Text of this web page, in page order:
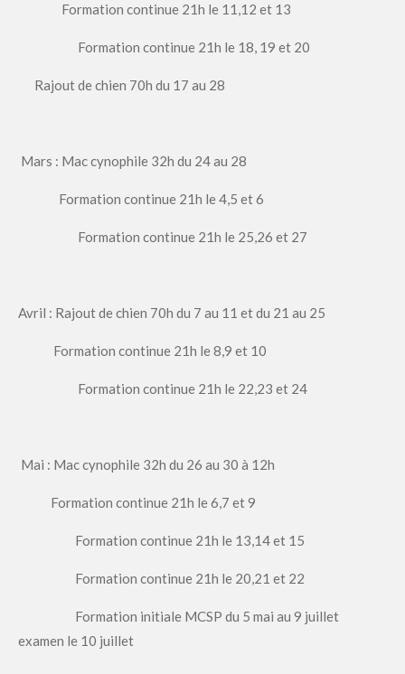
Formation continue 21h le 11,12 et 13
Formation continue 21h le 18, 19 et 20
Rajout de chien 70h du 17 au 28
Mars : Mac cynophile 32h du 24 au 28
Formation continue 21h le 4,5 et 6
Formation continue 21h le 25,26 et 27
Avril : Rajout de chien 70h du 7 au 11 et du 21 au 25
Formation continue 21h le 8,9 et 10
Formation continue 21h le 22,23 et 24
Mai : Mac cynophile 32h du 26 au 30 à 12h
Formation continue 21h le 6,7 et 9
Formation continue 21h le 13,14 et 15
Formation continue 21h le 20,21 et 22
Formation initiale MCSP du 5 mai au 9 juillet
examen le 10 juillet